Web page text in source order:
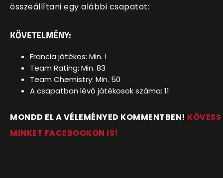
összeállítani egy alábbi csapatot:
KÖVETELMÉNY:
Francia játékos: Min. 1
Team Rating: Min. 83
Team Chemistry: Min. 50
A csapatban lévő játékosok száma: 11
MONDD EL A VÉLEMÉNYED KOMMENTBEN! KÖVESS
MINKET FACEBOOKON IS!